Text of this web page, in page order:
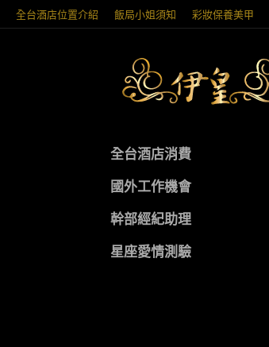
全台酒店位置介紹 飯局小姐須知 彩妝保養美甲
全台酒店消費
國外工作機會
幹部經紀助理
星座愛情測驗